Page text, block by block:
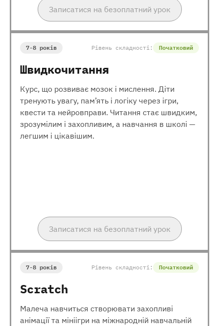
Записатися на безоплатний урок
7-8 років Рівень складності: Початковий
Швидкочитання
Курс, що розвиває мозок і мислення. Діти
тренують увагу, пам’ять і логіку через ігри,
квести та нейровправи. Читання стає швидким,
зрозумілим і захопливим, а навчання в школі —
легшим і цікавішим.
Записатися на безоплатний урок
7-8 років Рівень складності: Початковий
Scratch
Малеча навчиться створювати захопливі
анімації та мініігри на міжнародній навчальній